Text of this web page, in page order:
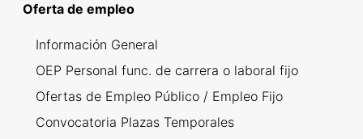
Oferta de empleo
Información General
OEP Personal func. de carrera o laboral fijo
Ofertas de Empleo Público / Empleo Fijo
Convocatoria Plazas Temporales